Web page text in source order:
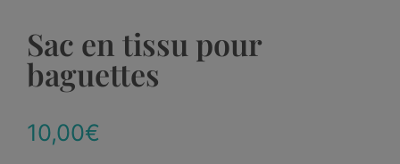
Sac en tissu pour
baguettes
10,00€